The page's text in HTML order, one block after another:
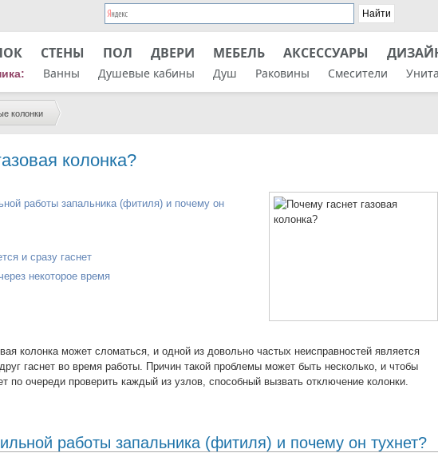
СТЕНЫ ПОЛ ДВЕРИ МЕБЕЛЬ АКСЕССУАРЫ
Ванны Душевые кабины Душ Раковины Смесители
колонки
колонка?
работы запальника (фитиля) и почему он
и сразу гаснет
некоторое время
колонка может сломаться, и одной из довольно частых неисправностей является
гаснет во время работы. Причин такой проблемы может быть несколько, и чтобы
по очереди проверить каждый из узлов, способный вызвать отключение колонки.
работы запальника (фитиля) и почему он тухнет?